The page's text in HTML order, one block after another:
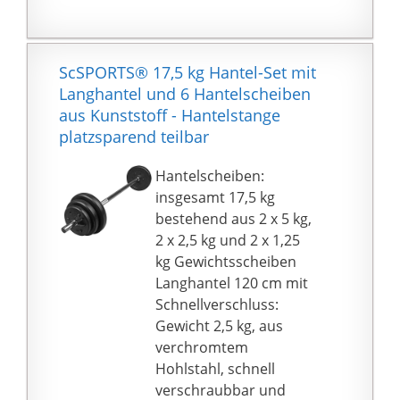
verwirklicht werden!
Typische Übungen sind
Bankdrücken,
Kniebeugen und
Kreuzheben. Einsetzbar
überall - egal ob für
Kraftsport,
Crosstraining, Fitness-
oder Heimsport.
Hantelübungen sind
optimal für die
Stärkung und
Ausbildung der Bizeps-,
Trizeps, Schulter-,
Brust-, Gesäß-, Bein-
und auch
ScSPORTS® 17,5 kg Hantel-Set mit
Langhantel und 6 Hantelscheiben
aus Kunststoff - Hantelstange
platzsparend teilbar
Hantelscheiben:
insgesamt 17,5 kg
bestehend aus 2 x 5 kg,
2 x 2,5 kg und 2 x 1,25
kg Gewichtsscheiben
Langhantel 120 cm mit
Schnellverschluss:
Gewicht 2,5 kg, aus
verchromtem
Hohlstahl, schnell
verschraubbar und